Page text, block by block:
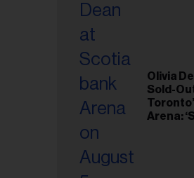
Olivia
Sold-
Arena: